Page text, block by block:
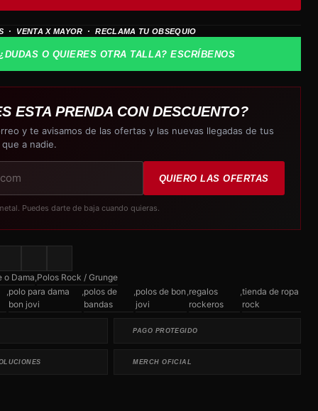
· VENTA X MAYOR · RECLAMA TU OBSEQUIO
O QUIERES OTRA TALLA? ESCRÍBENOS
ESTA PRENDA CON DESCUENTO?
y te avisamos de las ofertas y las nuevas llegadas de tus
a nadie.
QUIERO LAS OFERTAS
Puedes darte de baja cuando quieras.
o Dama,Polos Rock / Grunge
,polo para dama
bon jovi
,polos de
bandas
,polos de bon
jovi
,regalos
rockeros
,tienda de ropa
rock
PAGO PROTEGIDO
MERCH OFICIAL